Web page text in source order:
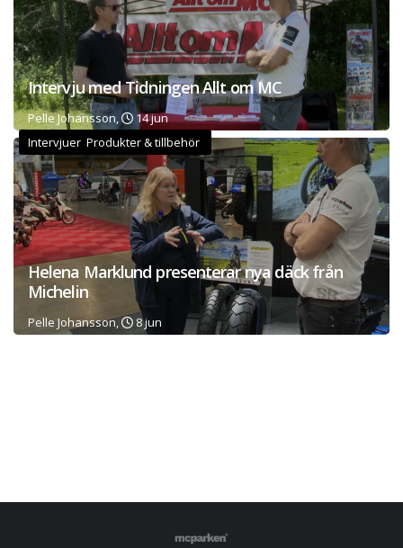
Intervju med Tidningen Allt om MC
Pelle Johansson,
14 jun
Intervjuer Produkter & tillbehör
Helena Marklund presenterar nya däck från
Michelin
Pelle Johansson, 8 jun